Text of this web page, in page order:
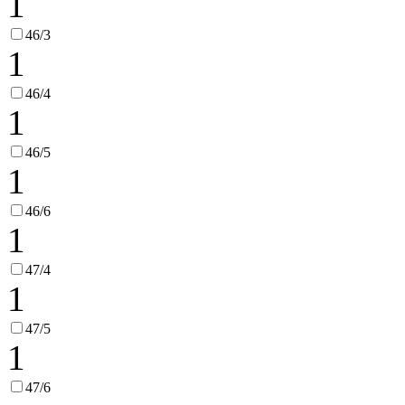
46/3
1
46/4
1
46/5
1
46/6
1
47/4
1
47/5
1
47/6